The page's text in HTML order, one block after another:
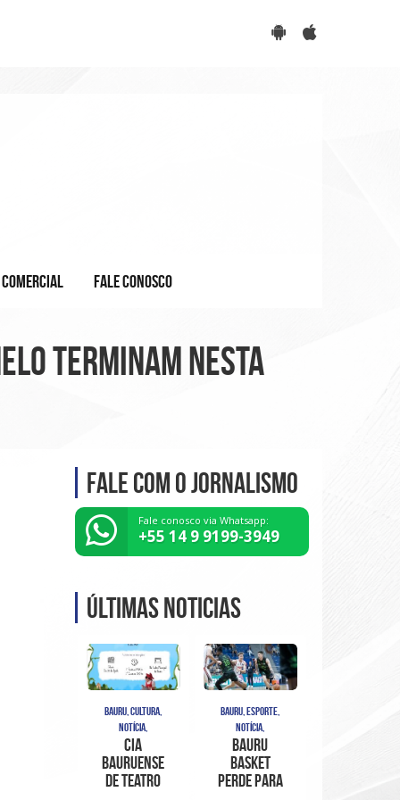
COMERCIAL FALE CONOSCO
terminam nesta
Fale com o Jornalismo
Fale conosco via Whatsapp:
+55 14 9 9199-3949
Últimas noticias
BAURU, CULTURA,
NOTÍCIA,
Cia
bauruense
de teatro
BAURU, ESPORTE,
NOTÍCIA,
Bauru
Basket
perde para